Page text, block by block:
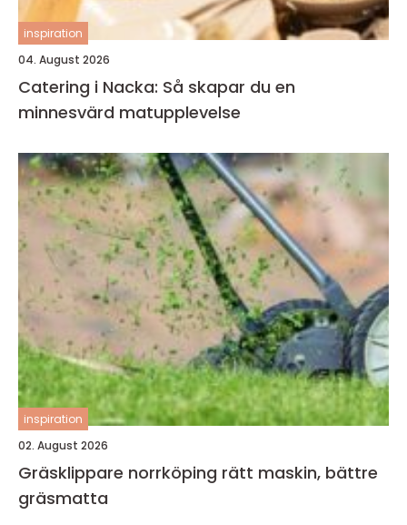
inspiration
04. August 2026
Catering i Nacka: Så skapar du en
minnesvärd matupplevelse
inspiration
02. August 2026
Gräsklippare norrköping rätt maskin, bättre
gräsmatta